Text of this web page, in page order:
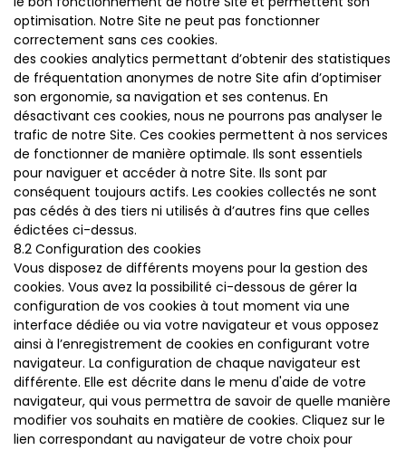
optimisation. Notre Site ne peut pas fonctionner
correctement sans ces cookies.
des cookies analytics permettant d’obtenir des statistiques
de fréquentation anonymes de notre Site afin d’optimiser
son ergonomie, sa navigation et ses contenus. En
désactivant ces cookies, nous ne pourrons pas analyser le
trafic de notre Site. Ces cookies permettent à nos services
de fonctionner de manière optimale. Ils sont essentiels
pour naviguer et accéder à notre Site. Ils sont par
conséquent toujours actifs. Les cookies collectés ne sont
pas cédés à des tiers ni utilisés à d’autres fins que celles
édictées ci-dessus.
8.2 Configuration des cookies
Vous disposez de différents moyens pour la gestion des
cookies. Vous avez la possibilité ci-dessous de gérer la
configuration de vos cookies à tout moment via une
interface dédiée ou via votre navigateur et vous opposez
ainsi à l’enregistrement de cookies en configurant votre
navigateur. La configuration de chaque navigateur est
différente. Elle est décrite dans le menu d'aide de votre
navigateur, qui vous permettra de savoir de quelle manière
modifier vos souhaits en matière de cookies. Cliquez sur le
lien correspondant au navigateur de votre choix pour